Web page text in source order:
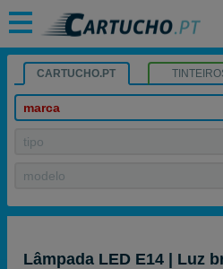
CARTUCHO.PT
marca
tipo
modelo
Lâmpada LED E14 | Luz